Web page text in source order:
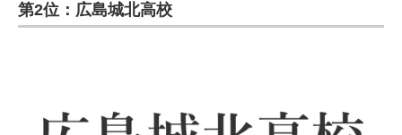
第2位：広島城北高校